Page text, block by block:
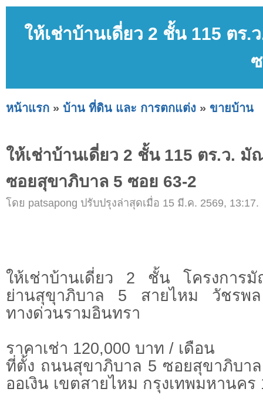
ให้เช่าบ้านเดี่ยว 2 ชั้น 115 ต
หน้าแรก » บ้าน ที่ดิน และ การตกแต่ง » ขายบ้าน
ให้เช่าบ้านเดี่ยว 2 ชั้น 115 ตร.ว.
ซอยสุขาภิบาล 5 ซอย 63-2
โดย patsapong ปรับปรุงล่าสุดเมื่อ 15 มี.ค. 2569, 13:17.
ให้เช่าบ้านเดี่ยว 2 ชั้น โครงการ
ย่านสุขุาภิบาล 5 สายไหม วัชรพ
ทางด่วนรามอินทรา
ราคาเช่า 120,000 บาท / เดือน
ที่ตั้ง ถนนสุขาภิบาล 5 ซอยสุขาภิบา
ออเงิน เขตสายไหม กรุงเทพมหานคร